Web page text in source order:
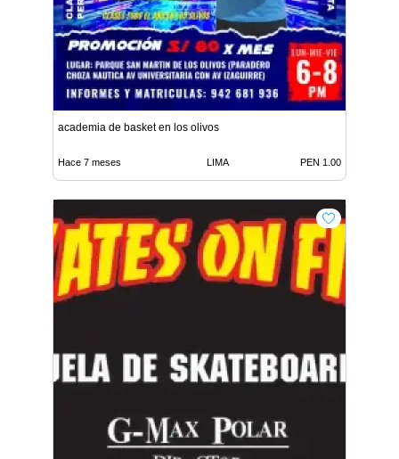
academia de basket en los olivos
Hace 7 meses LIMA PEN 1.00